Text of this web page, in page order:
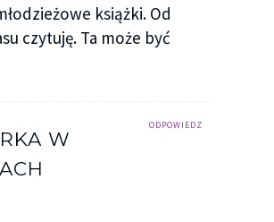
książki. Od
czytuję. Ta może być
ODPOWIEDZ
W